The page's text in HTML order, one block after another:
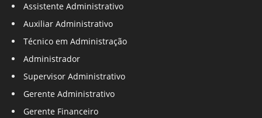
Assistente Administrativo
Auxiliar Administrativo
Técnico em Administração
Administrador
Supervisor Administrativo
Gerente Administrativo
Gerente Financeiro